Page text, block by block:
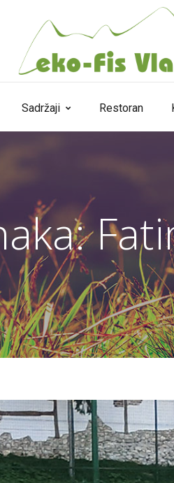
Sadržaji Restoran